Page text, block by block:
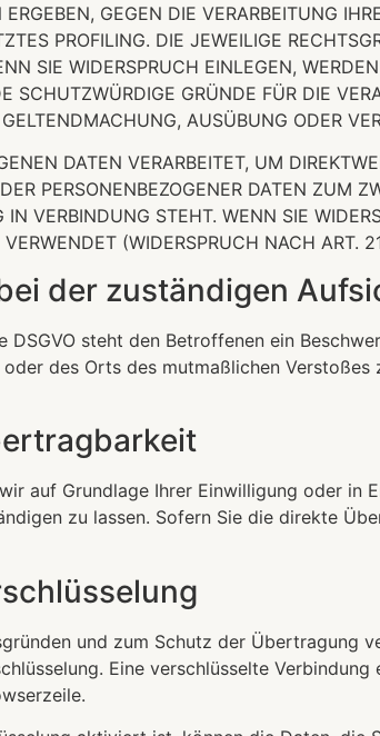
GEGEN DIE VERARBEITUNG
PROFILING. DIE JEWEILIGE
SIE WIDERSPRUCH EINLEGEN,
SCHUTZWÜRDIGE GRÜNDE FÜR DIE
AUSÜBUNG ODER
DATEN VERARBEITET, UM
PERSONENBEZOGENER DATEN ZUM
IN VERBINDUNG STEHT. WENN SIE
(WIDERSPRUCH NACH ART.
der zuständigen
DSGVO steht den Betroffenen ein
des Orts des mutmaßlichen
auf Grundlage Ihrer Einwilligung oder
zu lassen. Sofern Sie die direkte
und zum Schutz der Übertragung
Eine verschlüsselte